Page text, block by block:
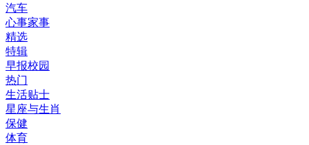
汽车
心事家事
精选
特辑
早报校园
热门
生活贴士
星座与生肖
保健
体育